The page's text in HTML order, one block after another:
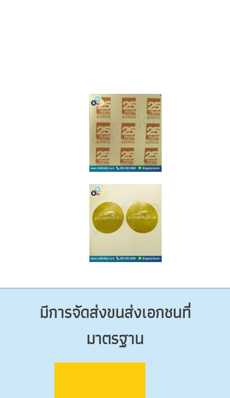
มีการจัดส่งขนส่งเอกชนที่
มาตรฐาน